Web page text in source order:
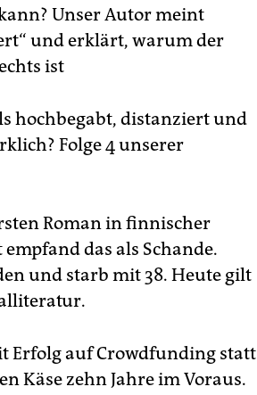
Unser Autor meint
und erklärt, warum der
ist
hochbegabt, distanziert und
Folge 4 unserer
Roman in finnischer
das als Schande.
und starb mit 38. Heute gilt
Erfolg auf Crowdfunding statt
Käse zehn Jahre im Voraus.